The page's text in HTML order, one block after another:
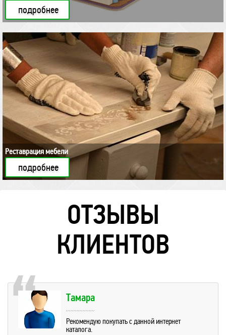
подробнее
Реставрация мебели
подробнее
ОТЗЫВЫ
КЛИЕНТОВ
Тамара
Рекомендую покупать с данной интернет
каталога.